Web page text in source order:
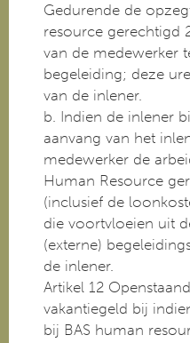
Gedurende de
resource gerechtigd
van de medewerker
begeleiding; deze
van de inlener.
b. Indien de inlener
aanvang van het
medewerker de
Human Resource
(inclusief de
die voortvloeien uit
(externe)
de inlener.
Artikel 12
vakantiegeld bij
bij BAS human